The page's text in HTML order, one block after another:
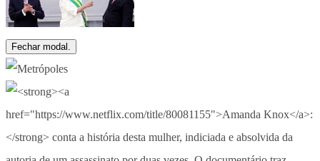
Fechar modal.